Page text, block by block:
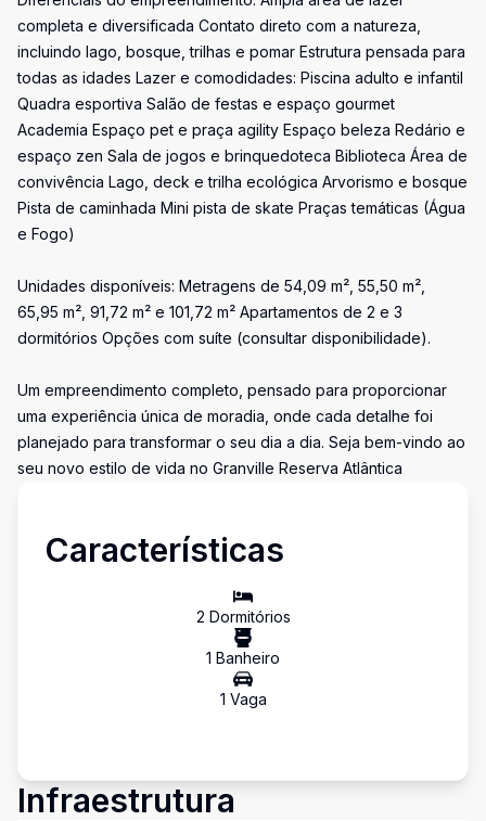
completa e diversificada Contato direto com a natureza,
incluindo lago, bosque, trilhas e pomar Estrutura pensada para
todas as idades Lazer e comodidades: Piscina adulto e infantil
Quadra esportiva Salão de festas e espaço gourmet
Academia Espaço pet e praça agility Espaço beleza Redário e
espaço zen Sala de jogos e brinquedoteca Biblioteca Área de
convivência Lago, deck e trilha ecológica Arvorismo e bosque
Pista de caminhada Mini pista de skate Praças temáticas (Água
e Fogo)
Unidades disponíveis: Metragens de 54,09 m², 55,50 m²,
65,95 m², 91,72 m² e 101,72 m² Apartamentos de 2 e 3
dormitórios Opções com suíte (consultar disponibilidade).
Um empreendimento completo, pensado para proporcionar
uma experiência única de moradia, onde cada detalhe foi
planejado para transformar o seu dia a dia. Seja bem-vindo ao
seu novo estilo de vida no Granville Reserva Atlântica
Características
2 Dormitórios
1 Banheiro
1 Vaga
Infraestrutura